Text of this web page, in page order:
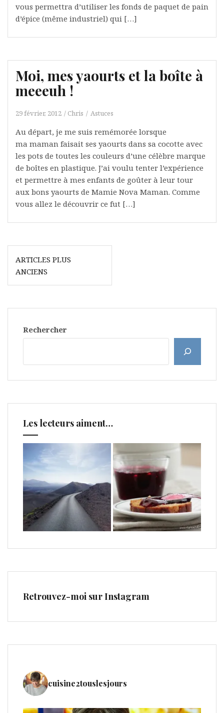
vous permettra d’utiliser les fonds de paquet de pain
d’épice (même industriel) qui […]
Moi, mes yaourts et la boîte à
meeeuh !
29 février, 2012 Chris Astuces
Au départ, je me suis remémorée lorsque
ma maman faisait ses yaourts dans sa cocotte avec
les pots de toutes les couleurs d’une célèbre marque
de boîtes en plastique. J’ai voulu tenter l’expérience
et permettre à mes enfants de goûter à leur tour
aux bons yaourts de Mamie Nova Maman. Comme
vous allez le découvrir ce fut […]
Navigation
des
articles
ARTICLES PLUS
ANCIENS
Rechercher
Les lecteurs aiment…
Retrouvez-moi sur Instagram
cuisine2touslesjours